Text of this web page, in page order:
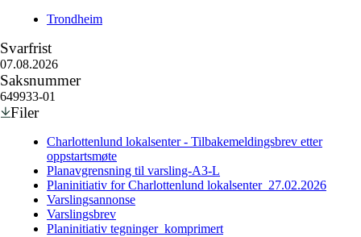
Trondheim
Svarfrist
07.08.2026
Saksnummer
649933-01
Filer
Charlottenlund lokalsenter - Tilbakemeldingsbrev etter
oppstartsmøte
Planavgrensning til varsling-A3-L
Planinitiativ for Charlottenlund lokalsenter_27.02.2026
Varslingsannonse
Varslingsbrev
Planinitiativ tegninger_komprimert